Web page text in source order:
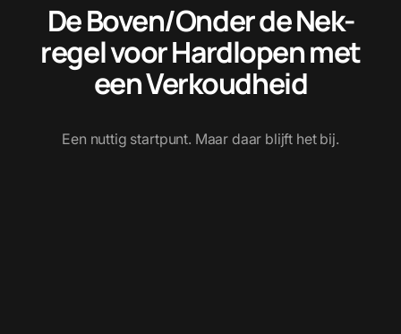
De Boven/Onder de Nek-
regel voor Hardlopen met
een Verkoudheid
Een nuttig startpunt. Maar daar blijft het bij.